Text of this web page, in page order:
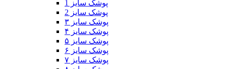
پوشک سایز 1
پوشک سایز 2
پوشک سایز ۳
پوشک سایز ۴
پوشک سایز ۵
پوشک سایز ۶
پوشک سایز ۷